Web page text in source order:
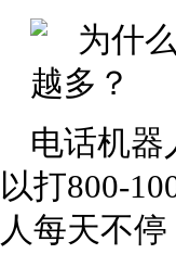
电话机器
以打800-
人每天不